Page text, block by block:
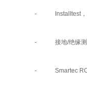
- Installtest，
- 接地/绝缘测
- Smartec